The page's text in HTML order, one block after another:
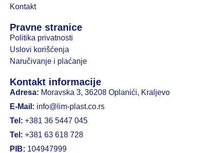
Kontakt
Pravne stranice
Politika privatnosti
Uslovi korišćenja
Naručivanje i plaćanje
Kontakt informacije
Adresa: Moravska 3, 36208 Oplanići, Kraljevo
E-Mail: info@lim-plast.co.rs
Tel: +381 36 5447 045
Tel: +381 63 618 728
PIB: 104947999